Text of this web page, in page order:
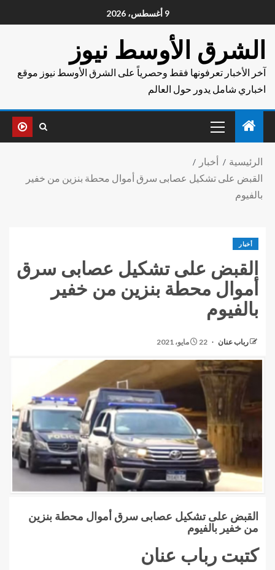
9 أغسطس، 2026
الشرق الأوسط نيوز
آخر الأخبار تعرفونها فقط وحصرياً على الشرق الأوسط نيوز موقع
اخباري شامل يدور حول العالم
الرئيسية
أخبار
القبض على تشكيل عصابى سرق أموال محطة بنزين من خفير
بالفيوم
أخبار
القبض على تشكيل عصابى سرق
أموال محطة بنزين من خفير
بالفيوم
رباب عنان 22 مايو، 2021
القبض على تشكيل عصابى سرق أموال محطة بنزين
من خفير بالفيوم
كتبت رباب عنان